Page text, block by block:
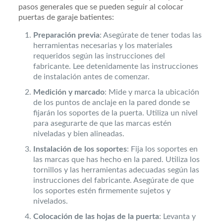
pasos generales que se pueden seguir al colocar
puertas de garaje batientes:
Preparación previa: Asegúrate de tener todas las
herramientas necesarias y los materiales
requeridos según las instrucciones del
fabricante. Lee detenidamente las instrucciones
de instalación antes de comenzar.
Medición y marcado: Mide y marca la ubicación
de los puntos de anclaje en la pared donde se
fijarán los soportes de la puerta. Utiliza un nivel
para asegurarte de que las marcas estén
niveladas y bien alineadas.
Instalación de los soportes: Fija los soportes en
las marcas que has hecho en la pared. Utiliza los
tornillos y las herramientas adecuadas según las
instrucciones del fabricante. Asegúrate de que
los soportes estén firmemente sujetos y
nivelados.
Colocación de las hojas de la puerta: Levanta y